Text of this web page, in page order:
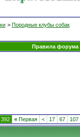
> Породные клубы собак
Правила форума
392 « Первая < 17 67 107